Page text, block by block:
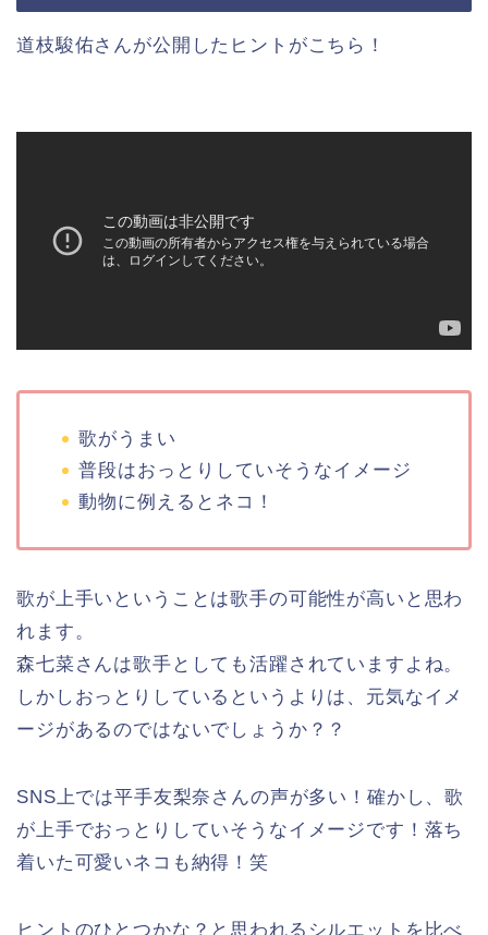
道枝駿佑さんが公開したヒントがこちら！
歌がうまい
普段はおっとりしていそうなイメージ
動物に例えるとネコ！
歌が上手いということは歌手の可能性が高いと思わ
れます。
森七菜さんは歌手としても活躍されていますよね。
しかしおっとりしているというよりは、元気なイメ
ージがあるのではないでしょうか？？
SNS上では平手友梨奈さんの声が多い！確かし、歌
が上手でおっとりしていそうなイメージです！落ち
着いた可愛いネコも納得！笑
ヒントのひとつかな？と思われるシルエットを比べ